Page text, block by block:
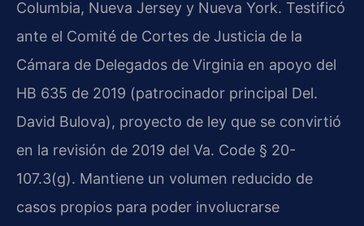
Columbia, Nueva Jersey y Nueva York. Testificó
ante el Comité de Cortes de Justicia de la
Cámara de Delegados de Virginia en apoyo del
HB 635 de 2019 (patrocinador principal Del.
David Bulova), proyecto de ley que se convirtió
en la revisión de 2019 del Va. Code § 20-
107.3(g). Mantiene un volumen reducido de
casos propios para poder involucrarse